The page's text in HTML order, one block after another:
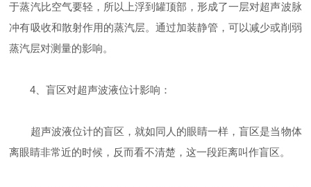
于蒸汽比空气要轻，所以上浮到罐顶部，形成了一层对超声波脉
冲有吸收和散射作用的蒸汽层。通过加装静管，可以减少或削弱
蒸汽层对测量的影响。
4、盲区对超声波液位计影响：
超声波液位计的盲区，就如同人的眼睛一样，盲区是当物体
离眼睛非常近的时候，反而看不清楚，这一段距离叫作盲区。